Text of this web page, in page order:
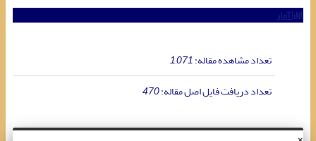
آمار
تعداد مشاهده مقاله:1,071
تعداد دریافت فایل اصل مقاله:470